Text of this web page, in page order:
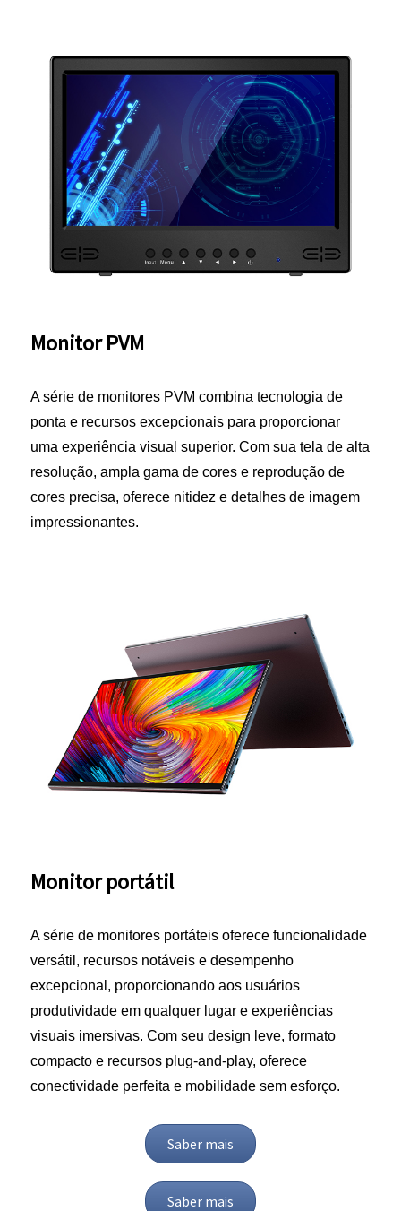
Monitor PVM
A série de monitores PVM combina tecnologia de
ponta e recursos excepcionais para proporcionar
uma experiência visual superior. Com sua tela de alta
resolução, ampla gama de cores e reprodução de
cores precisa, oferece nitidez e detalhes de imagem
impressionantes.
Monitor portátil
A série de monitores portáteis oferece funcionalidade
versátil, recursos notáveis ​​e desempenho
excepcional, proporcionando aos usuários
produtividade em qualquer lugar e experiências
visuais imersivas. Com seu design leve, formato
compacto e recursos plug-and-play, oferece
conectividade perfeita e mobilidade sem esforço.
Saber mais
Saber mais